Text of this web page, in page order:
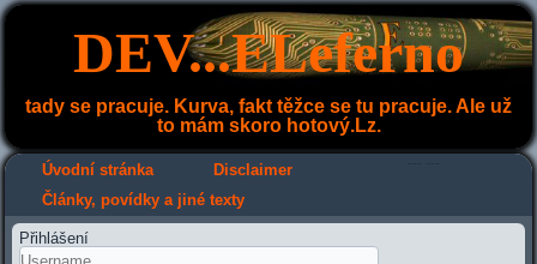
DEV...ELeferno
tady se pracuje. Kurva, fakt těžce se tu pracuje. Ale už
to mám skoro hotový.Lz.
Úvodní stránka Disclaimer
Články, povídky a jiné texty
Přihlášení